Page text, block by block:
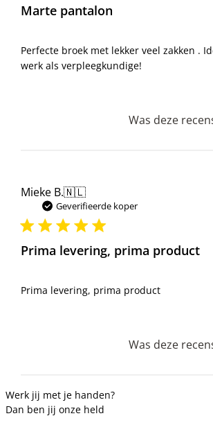
Marte pantalon
Perfecte broek met lekker veel zakken .
werk als verpleegkundige!
Was deze
Mieke B.🇳🇱
Geverifieerde koper
Prima levering, prima product
Prima levering, prima product
Was deze
Werk jij met je handen?
Dan ben jij onze held